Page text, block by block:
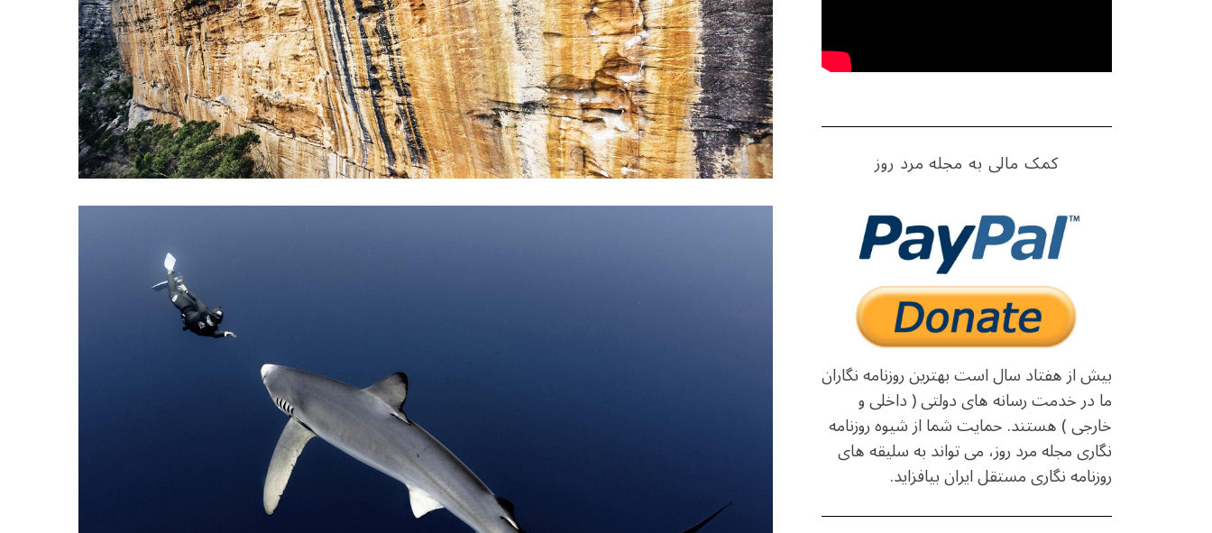
کمک مالی به مجله مرد روز
بیش از هفتاد سال است بهترین روزنامه نگاران
ما در خدمت رسانه های دولتی ( داخلی و
خارجی ) هستند. حمایت شما از شیوه روزنامه
نگاری مجله مرد روز، می تواند به سلیقه های
روزنامه نگاری مستقل ایران بیافزاید.
S